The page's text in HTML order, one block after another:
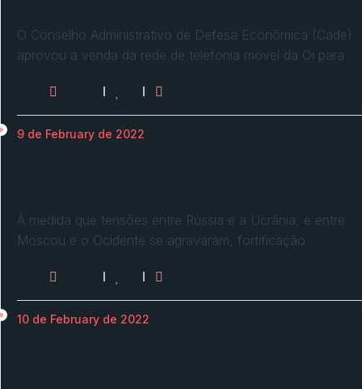
O Conselho Administrativo de Defesa Econômica (Cade)
aprovou a venda da rede de telefonia móvel da Oi para
9 de February de 2022
À medida que tensões entre Rússia e a Ucrânia, e entre
Moscou e o Ocidente se agravaram, fortificação
10 de February de 2022